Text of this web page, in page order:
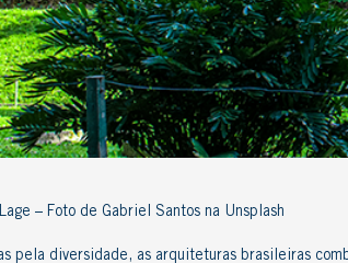
– Foto de Gabriel Santos na Unsplash
pela diversidade, as arquiteturas brasileiras